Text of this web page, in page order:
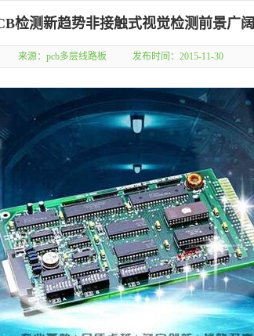
检测新趋势非接触式视觉检测前景广阔
来源： pcb多层线路板 发布时间：2015-11-30